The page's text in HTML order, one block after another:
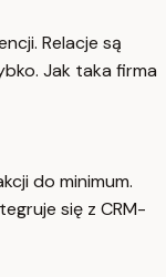
Relacje są
Jak taka firma
do minimum.
się z CRM-